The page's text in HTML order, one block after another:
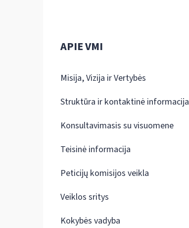
APIE VMI
Misija, Vizija ir Vertybės
Struktūra ir kontaktinė informacija
Konsultavimasis su visuomene
Teisinė informacija
Peticijų komisijos veikla
Veiklos sritys
Kokybės vadyba